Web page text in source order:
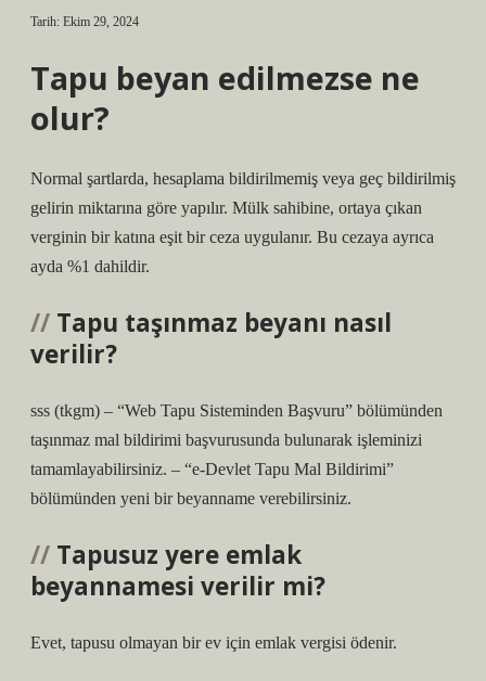
Tarih: Ekim 29, 2024
Tapu beyan edilmezse ne
olur?
Normal şartlarda, hesaplama bildirilmemiş veya geç bildirilmiş
gelirin miktarına göre yapılır. Mülk sahibine, ortaya çıkan
verginin bir katına eşit bir ceza uygulanır. Bu cezaya ayrıca
ayda %1 dahildir.
Tapu taşınmaz beyanı nasıl
verilir?
sss (tkgm) – “Web Tapu Sisteminden Başvuru” bölümünden
taşınmaz mal bildirimi başvurusunda bulunarak işleminizi
tamamlayabilirsiniz. – “e-Devlet Tapu Mal Bildirimi”
bölümünden yeni bir beyanname verebilirsiniz.
Tapusuz yere emlak
beyannamesi verilir mi?
Evet, tapusu olmayan bir ev için emlak vergisi ödenir.